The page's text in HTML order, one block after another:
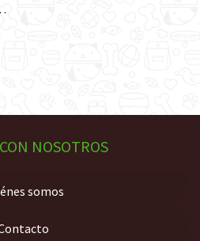
sachets + mamadera
NOSOTROS
somos